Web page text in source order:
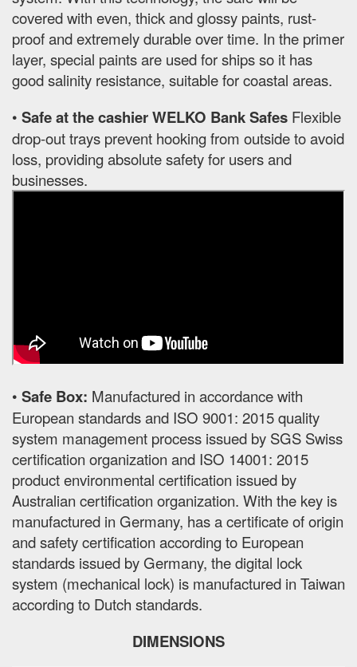
covered with even, thick and glossy paints, rust-
proof and extremely durable over time. In the primer
layer, special paints are used for ships so it has
good salinity resistance, suitable for coastal areas.
• Safe at the cashier WELKO Bank Safes Flexible
drop-out trays prevent hooking from outside to avoid
loss, providing absolute safety for users and
businesses.
• Safe Box: Manufactured in accordance with
European standards and ISO 9001: 2015 quality
system management process issued by SGS Swiss
certification organization and ISO 14001: 2015
product environmental certification issued by
Australian certification organization. With the key is
manufactured in Germany, has a certificate of origin
and safety certification according to European
standards issued by Germany, the digital lock
system (mechanical lock) is manufactured in Taiwan
according to Dutch standards.
DIMENSIONS